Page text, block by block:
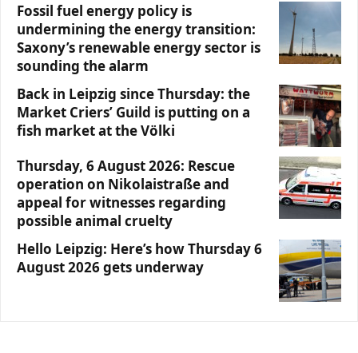
Fossil fuel energy policy is
undermining the energy transition:
Saxony’s renewable energy sector is
sounding the alarm
Back in Leipzig since Thursday: the
Market Criers’ Guild is putting on a
fish market at the Völki
Thursday, 6 August 2026: Rescue
operation on Nikolaistraße and
appeal for witnesses regarding
possible animal cruelty
Hello Leipzig: Here’s how Thursday 6
August 2026 gets underway